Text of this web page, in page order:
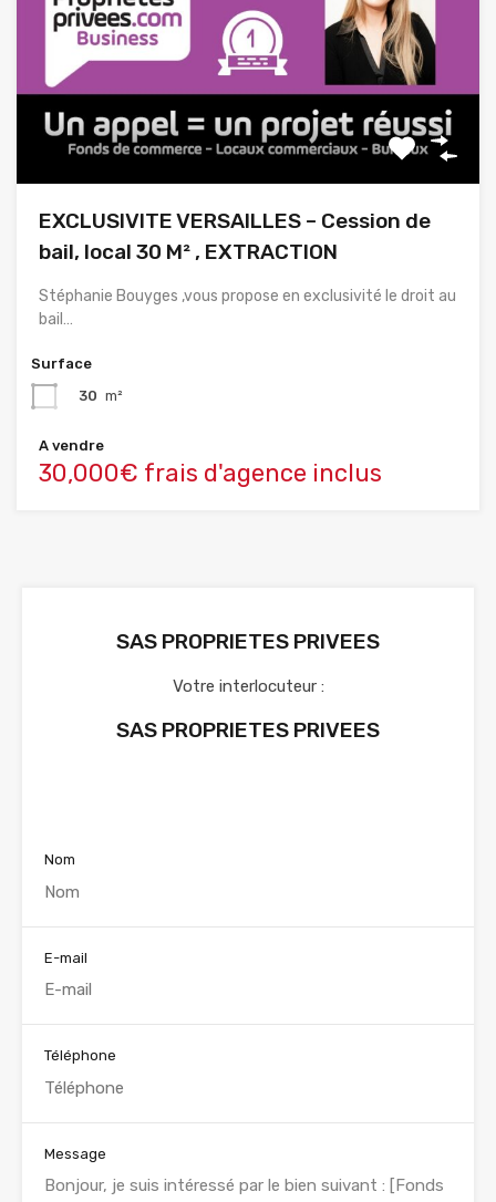
EXCLUSIVITE VERSAILLES – Cession de
bail, local 30 M² , EXTRACTION
Stéphanie Bouyges ,vous propose en exclusivité le droit au
bail…
Surface
30 m²
A vendre
30,000€ frais d'agence inclus
SAS PROPRIETES PRIVEES
Votre interlocuteur :
SAS PROPRIETES PRIVEES
Nom
E-mail
Téléphone
Message